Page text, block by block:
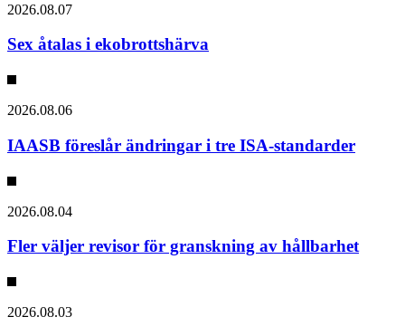
2026.08.07
Sex åtalas i ekobrottshärva
2026.08.06
IAASB föreslår ändringar i tre ISA-standarder
2026.08.04
Fler väljer revisor för granskning av hållbarhet
2026.08.03